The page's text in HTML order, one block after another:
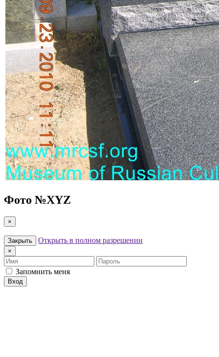
Фото №XYZ
×
Закрыть Открыть в полном разрешении
×
Имя
Пароль
Запомнить меня
Вход